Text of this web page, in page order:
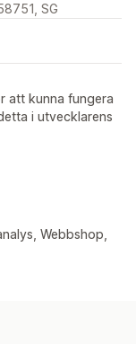
SG
att kunna fungera
i utvecklarens
Webbshop,